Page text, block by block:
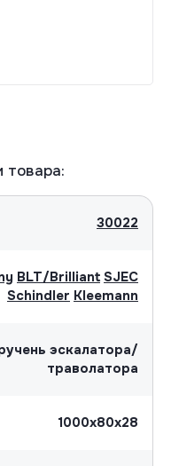
товара:
30022
BLT/Brilliant SJEC
Schindler Kleemann
эскалатора/
траволатора
1000х80х28